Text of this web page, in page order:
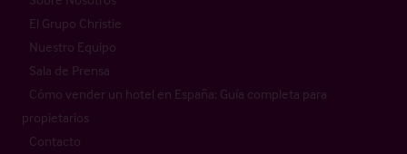
El Grupo Christie
Nuestro Equipo
Sala de Prensa
Cómo vender un hotel en España: Guía completa para
propietarios
Contacto